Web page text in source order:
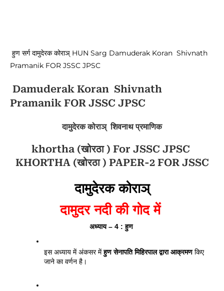
हुण सर्ग दामुदेरक कोराञ् HUN Sarg Damuderak Koran Shivnath
Pramanik FOR JSSC JPSC
Damuderak Koran Shivnath
Pramanik FOR JSSC JPSC
दामुदेरक कोराञ् शिवनाथ प्रमाणिक
khortha (खोरठा ) For JSSC JPSC
KHORTHA (खोरठा ) PAPER-2 FOR JSSC
दामुदेरक कोराञ्
दामुदर नदी की गोद में
अध्याय – 4 : हुण
इस अध्याय में अंकसर में हुण सेनापति मिहिरपाल द्वारा आक्रमण किए
जाने का वर्णन है।